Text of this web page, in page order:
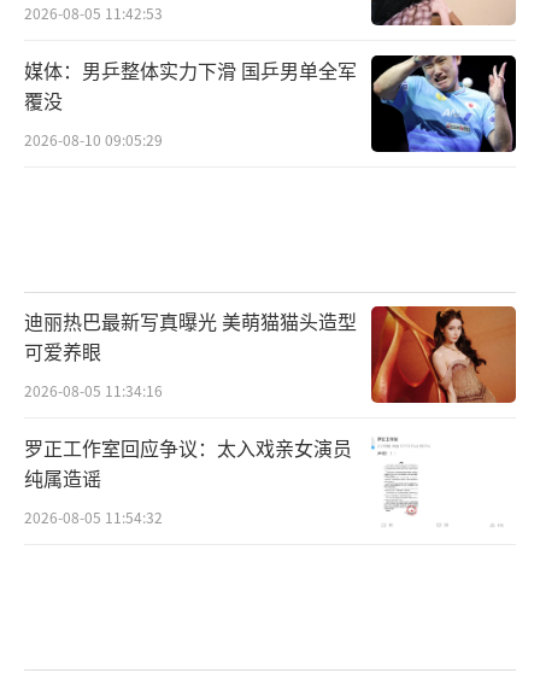
2026-08-05 11:42:53
媒体：男乒整体实力下滑 国乒男单全军
覆没
2026-08-10 09:05:29
迪丽热巴最新写真曝光 美萌猫猫头造型
可爱养眼
2026-08-05 11:34:16
罗正工作室回应争议：太入戏亲女演员
纯属造谣
2026-08-05 11:54:32